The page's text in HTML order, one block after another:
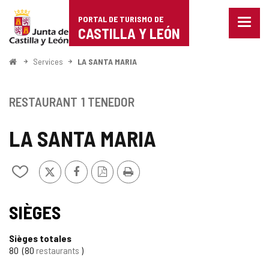
Portal
de
Turismo
Castilla
León
PORTAL DE TURISMO DE
CASTILLA Y LEÓN
Menu
<
Services LA SANTA MARIA
LA SANTA MARIA
Ajouter/retirer
de
cahiers
X FacebookVersion
PDF
Imprimer
RESTAURANT 1 TENEDOR
SIÈGES
Sièges totales
80 80 restaurants